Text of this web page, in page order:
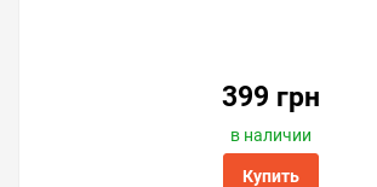
399 грн
в наличии
Купить